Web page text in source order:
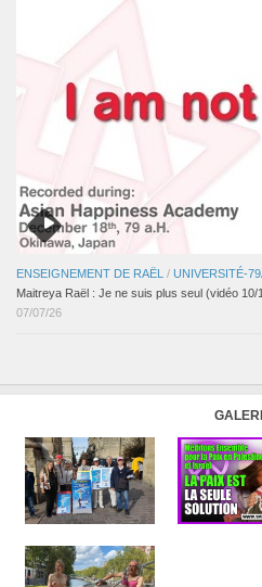
ENSEIGNEMENT DE RAËL / UNIVERSITÉ-
Maitreya Raël : Je ne suis plus seul (vidéo 10/
07/07/26